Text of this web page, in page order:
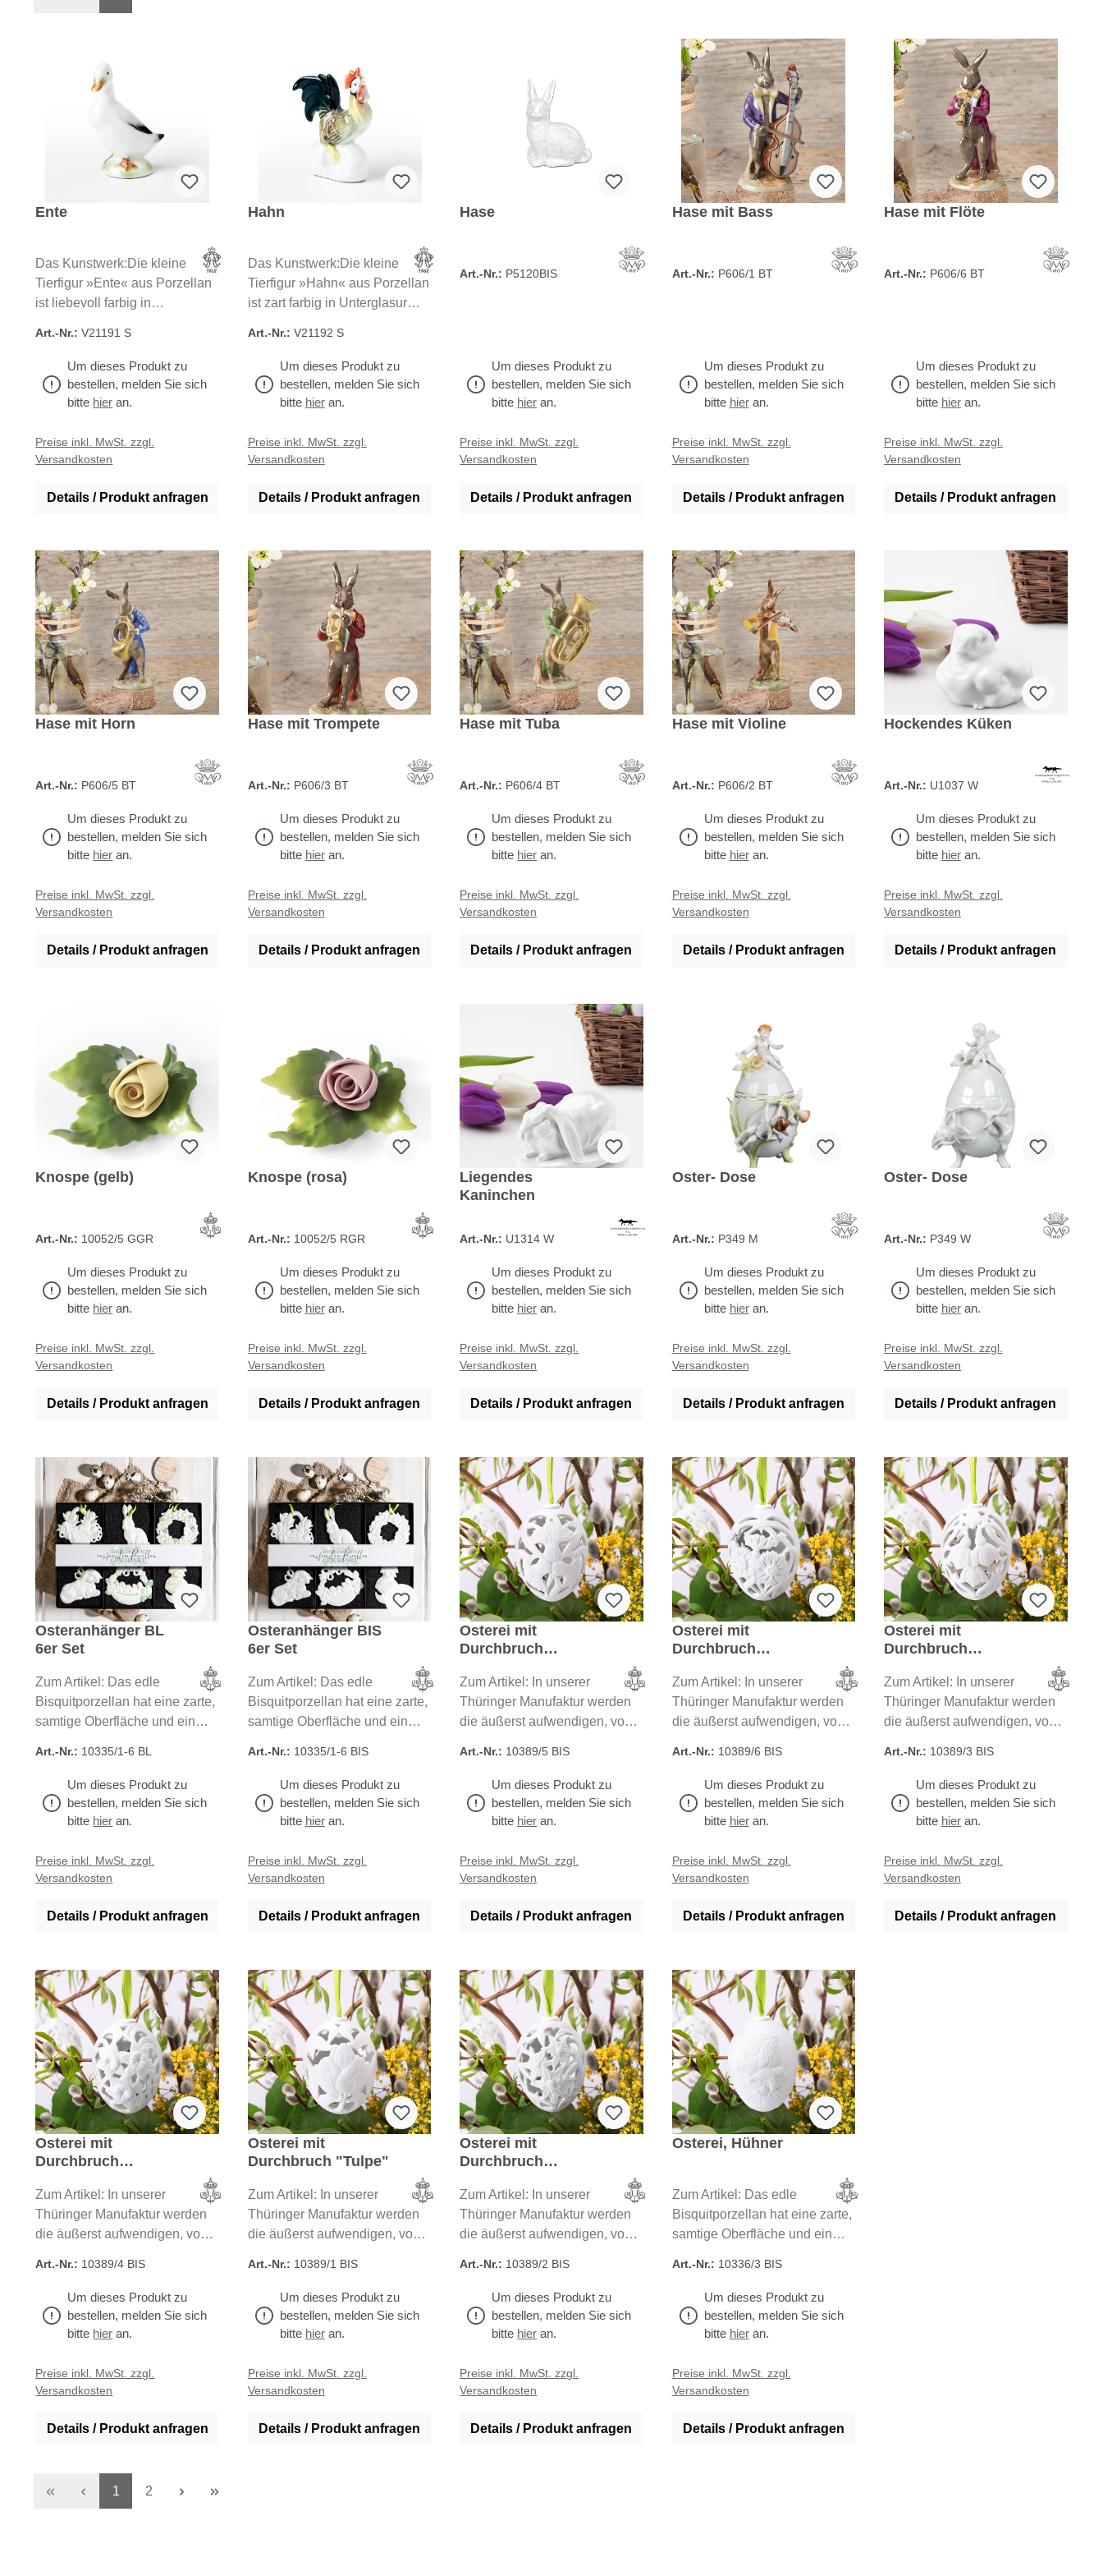
Ente
Das Kunstwerk:Die kleine
Tierfigur »Ente« aus Porzellan
ist liebevoll farbig in
in der für sie typischen
Formensprache. Ideal als
Geschenk für Sammler und
aus feinstem Porzellan werden
in unseren eigenen
hergestellt.
Art.-Nr.:V21191 S
Um dieses Produkt zu
bestellen, melden Sie sich
bitte hier an.
Preise inkl. MwSt. zzgl.
Versandkosten
Details / Produkt anfragen
Hahn
Das Kunstwerk:Die kleine
Tierfigur »Hahn« aus Porzellan
ist zart farbig in Unterglasur
charakteristischen Form. Ein
ideales Geschenk für Sammler
und Liebhaber. Alle unsere
werden in unseren eigenen
Manufakturen in Deutschland
Art.-Nr.: V21192 S
Um dieses Produkt zu
bestellen, melden Sie sich
bitte hieran.
Preise inkl. MwSt. zzgl.
Versandkosten
Details / Produkt anfragen
Hase
Art.-Nr.: P5120BIS
Um dieses Produkt zu
bestellen, melden Sie sich
bitte hier an.
Preise inkl. MwSt. zzgl.
Versandkosten
Details / Produkt anfragen
Hase mit Bass
Art.-Nr.: P606/1 BT
Um dieses Produkt zu
bestellen, melden Sie sich
bitte hieran.
Preise inkl. MwSt. zzgl.
Versandkosten
Details / Produkt anfragen
Hase mit Flöte
Art.-Nr.: P606/6 BT
Um dieses Produkt zu
bestellen, melden Sie sich
bitte hieran.
Preise inkl. MwSt. zzgl.
Versandkosten
Details / Produkt anfragen
Hase mit Horn
Art.-Nr.: P606/5 BT
Um dieses Produkt zu
bestellen, melden Sie sich
bitte hier an.
Preise inkl. MwSt. zzgl.
Versandkosten
Details / Produkt anfragen
Hase mit Trompete
Art.-Nr.: P606/3 BT
Um dieses Produkt zu
bestellen, melden Sie sich
bitte hieran.
Preise inkl. MwSt. zzgl.
Versandkosten
Details / Produkt anfragen
Hase mit Tuba
Art.-Nr.: P606/4 BT
Um dieses Produkt zu
bestellen, melden Sie sich
bitte hier an.
Preise inkl. MwSt. zzgl.
Versandkosten
Details / Produkt anfragen
Hase mit Violine
Art.-Nr.: P606/2 BT
Um dieses Produkt zu
bestellen, melden Sie sich
bitte hieran.
Preise inkl. MwSt. zzgl.
Versandkosten
Details / Produkt anfragen
Hockendes Küken
Art.-Nr.: U1037 W
Um dieses Produkt zu
bestellen, melden Sie sich
bitte hieran.
Preise inkl. MwSt. zzgl.
Versandkosten
Details / Produkt anfragen
Knospe (gelb)
Art.-Nr.: 10052/5 GGR
Um dieses Produkt zu
bestellen, melden Sie sich
bitte hier an.
Preise inkl. MwSt. zzgl.
Versandkosten
Details / Produkt anfragen
Knospe (rosa)
Art.-Nr.: 10052/5 RGR
Um dieses Produkt zu
bestellen, melden Sie sich
bitte hieran.
Preise inkl. MwSt. zzgl.
Versandkosten
Details / Produkt anfragen
Liegendes
Kaninchen
Art.-Nr.: U1314 W
Um dieses Produkt zu
bestellen, melden Sie sich
bitte hier an.
Preise inkl. MwSt. zzgl.
Versandkosten
Details / Produkt anfragen
Oster- Dose
Art.-Nr.: P349 M
Um dieses Produkt zu
bestellen, melden Sie sich
bitte hieran.
Preise inkl. MwSt. zzgl.
Versandkosten
Details / Produkt anfragen
Oster- Dose
Art.-Nr.: P349 W
Um dieses Produkt zu
bestellen, melden Sie sich
bitte hieran.
Preise inkl. MwSt. zzgl.
Versandkosten
Details / Produkt anfragen
Osteranhänger BL
6er Set
Zum Artikel: Das edle
Bisquitporzellan hat eine zarte,
samtige Oberfläche und ein
frühlingsfrischem Grün und
Gelb bemalt. Der
Osterschmuck wird in unserer
Handarbeit gefertigt.
Art.-Nr.: 10335/1-6 BL
Um dieses Produkt zu
bestellen, melden Sie sich
bitte hier an.
Preise inkl. MwSt. zzgl.
Versandkosten
Details / Produkt anfragen
Osteranhänger BIS
6er Set
Zum Artikel: Das edle
Bisquitporzellan hat eine zarte,
samtige Oberfläche und ein
Thüringer Manufaktur in reiner
Handarbeit gefertigt.
Art.-Nr.: 10335/1-6 BIS
Um dieses Produkt zu
bestellen, melden Sie sich
bitte hieran.
Preise inkl. MwSt. zzgl.
Versandkosten
Details / Produkt anfragen
Osterei mit
Durchbruch
Zum Artikel: In unserer
Thüringer Manufaktur werden
die äußerst aufwendigen, von
Bisquitporzellan entstehen
kleine Kunstwerke von
einzigartiger Schönheit. Alle
Porzellan werden in unseren
eigenen Betrieben in
Art.-Nr.: 10389/5 BIS
Um dieses Produkt zu
bestellen, melden Sie sich
bitte hier an.
Preise inkl. MwSt. zzgl.
Versandkosten
Details / Produkt anfragen
Osterei mit
Durchbruch
Zum Artikel: In unserer
Thüringer Manufaktur werden
die äußerst aufwendigen, von
Bisquitporzellan entstehen
kleine Kunstwerke von
einzigartiger Schönheit. Alle
Porzellan werden in unseren
eigenen Betrieben in
Art.-Nr.: 10389/6 BIS
Um dieses Produkt zu
bestellen, melden Sie sich
bitte hieran.
Preise inkl. MwSt. zzgl.
Versandkosten
Details / Produkt anfragen
Osterei mit
Durchbruch
Zum Artikel: In unserer
Thüringer Manufaktur werden
die äußerst aufwendigen, von
Bisquitporzellan entstehen
kleine Kunstwerke von
einzigartiger Schönheit. Alle
Porzellan werden in unseren
eigenen Betrieben in
Art.-Nr.: 10389/3 BIS
Um dieses Produkt zu
bestellen, melden Sie sich
bitte hieran.
Preise inkl. MwSt. zzgl.
Versandkosten
Details / Produkt anfragen
Osterei mit
Durchbruch
Zum Artikel: In unserer
Thüringer Manufaktur werden
die äußerst aufwendigen, von
Bisquitporzellan entstehen
kleine Kunstwerke von
einzigartiger Schönheit. Alle
Porzellan werden in unseren
eigenen Betrieben in
Art.-Nr.: 10389/4 BIS
Um dieses Produkt zu
bestellen, melden Sie sich
bitte hier an.
Preise inkl. MwSt. zzgl.
Versandkosten
Details / Produkt anfragen
Osterei mit
Durchbruch "Tulpe"
Zum Artikel: In unserer
Thüringer Manufaktur werden
die äußerst aufwendigen, von
Bisquitporzellan entstehen
kleine Kunstwerke von
einzigartiger Schönheit. Alle
Porzellan werden in unseren
eigenen Betrieben in
Art.-Nr.: 10389/1 BIS
Um dieses Produkt zu
bestellen, melden Sie sich
bitte hieran.
Preise inkl. MwSt. zzgl.
Versandkosten
Details / Produkt anfragen
Osterei mit
Durchbruch
Zum Artikel: In unserer
Thüringer Manufaktur werden
die äußerst aufwendigen, von
Bisquitporzellan entstehen
kleine Kunstwerke von
einzigartiger Schönheit. Alle
Porzellan werden in unseren
eigenen Betrieben in
Art.-Nr.: 10389/2 BIS
Um dieses Produkt zu
bestellen, melden Sie sich
bitte hier an.
Preise inkl. MwSt. zzgl.
Versandkosten
Details / Produkt anfragen
Osterei, Hühner
Zum Artikel: Das edle
Bisquitporzellan hat eine zarte,
samtige Oberfläche und ein
Thüringer Manufaktur in reiner
Handarbeit gefertigt. Alle
unsere Artikel aus feinstem
eigenen Betrieben in
Deutschland hergestellt.
Art.-Nr.: 10336/3 BIS
Um dieses Produkt zu
bestellen, melden Sie sich
bitte hieran.
Preise inkl. MwSt. zzgl.
Versandkosten
Details / Produkt anfragen
Seite
1 Seite
2